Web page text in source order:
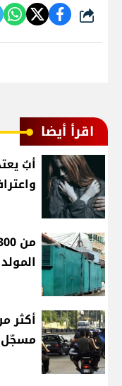
شارك
اقرأ أيضا
أبٌ